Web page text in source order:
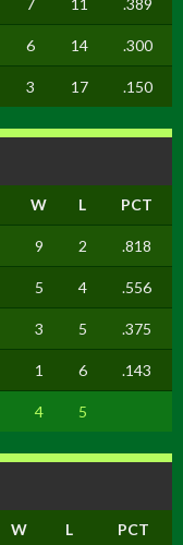
7 11 .389
6 14 .300
3 17 .150
W L PCT
9 2 .818
5 4 .556
3 5 .375
1 6 .143
4 5
W L PCT